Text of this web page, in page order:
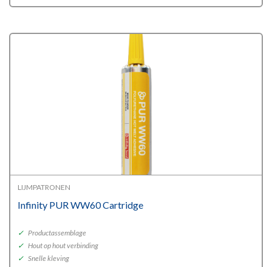
LIJMPATRONEN
Infinity PUR WW60 Cartridge
✓ Productassemblage
✓ Hout op hout verbinding
✓ Snelle kleving